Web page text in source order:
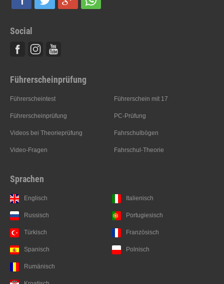
Social
Führerscheinprüfung
Führerscheintest
Führerscheinprüfung
Videos bei Theorieprüfung
Video-Fragen
Führerschein mit 17
PC-Prüfung
Fahrschulbögen
Fahrschul-Theorie
Sprachen
Englisch
Russisch
Türkisch
Spanisch
Italienisch
Portugiesisch
Französisch
Polnisch
Rumänisch